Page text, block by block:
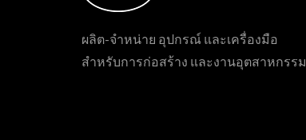
ผลิต-จำหน่าย อุปกรณ์ และเครื่องมือ
สำหรับการก่อสร้าง และงานอุตสาหกรรม